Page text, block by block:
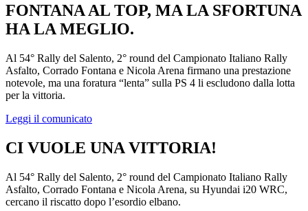
FONTANA AL TOP, MA LA SFORTUNA
HA LA MEGLIO.
Al 54° Rally del Salento, 2° round del Campionato Italiano Rally
Asfalto, Corrado Fontana e Nicola Arena firmano una prestazione
notevole, ma una foratura “lenta” sulla PS 4 li escludono dalla lotta
per la vittoria.
Leggi il comunicato
CI VUOLE UNA VITTORIA!
Al 54° Rally del Salento, 2° round del Campionato Italiano Rally
Asfalto, Corrado Fontana e Nicola Arena, su Hyundai i20 WRC,
cercano il riscatto dopo l’esordio elbano.